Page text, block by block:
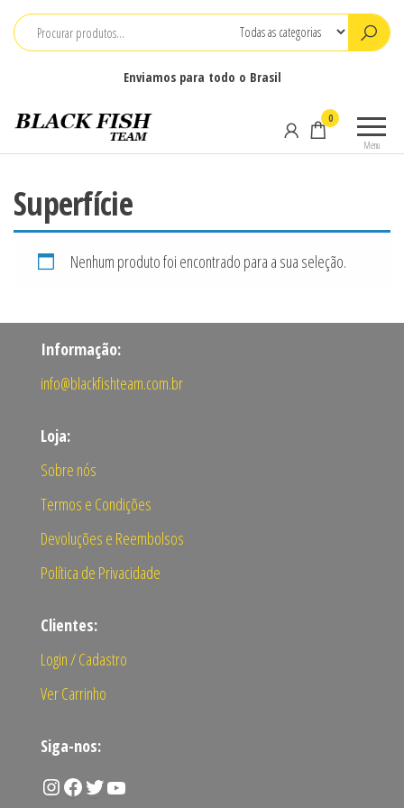
Pular
para
Enviamos para todo o Brasil
Fish
e
Menu
0
Superfície
Nenhum produto foi encontrado para a sua seleção.
Informação:
info@blackfishteam.com.br
Loja:
Sobre nós
Termos e Condições
Devoluções e Reembolsos
Política de Privacidade
Clientes:
Login / Cadastro
Ver Carrinho
Siga-nos:
Instagram
Facebook
TwitterYoutube